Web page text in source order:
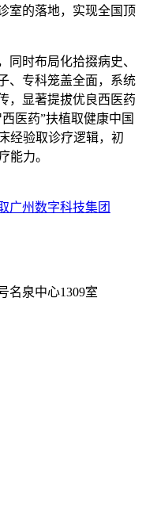
室的落地，实现全国顶
时布局化拾掇病史、
、专科笼盖全面，系统
，显著提拔优良西医药
医药”扶植取健康中国
经验取诊疗逻辑，初
能力。
广州数字科技集团
名泉中心1309室